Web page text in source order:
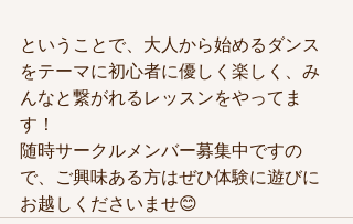
ということで、大人から始めるダンス
をテーマに初心者に優しく楽しく、み
んなと繋がれるレッスンをやってま
す！
随時サークルメンバー募集中ですの
で、ご興味ある方はぜひ体験に遊びに
お越しくださいませ😊